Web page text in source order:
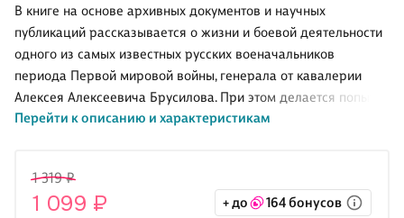
В книге на основе архивных документов и научных
публикаций рассказывается о жизни и боевой деятельности
одного из самых известных русских военачальников
периода Первой мировой войны, генерала от кавалерии
Алексея Алексеевича Брусилова. При этом делается попытка
тесно увязать деятельность полководца с событиями
из основных принципов военного искусства. В результате
этого перед читателем открываются новые стороны
Перейти к описанию и характеристикам
1 319 ₽
1 099 ₽ + до 164 бонусов